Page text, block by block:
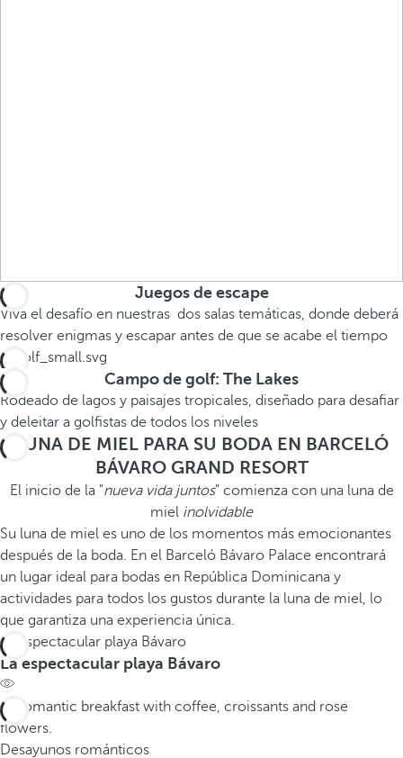
Juegos de escape
Viva el desafío en nuestras dos salas temáticas, donde deberá
resolver enigmas y escapar antes de que se acabe el tiempo
Campo de golf: The Lakes
Rodeado de lagos y paisajes tropicales, diseñado para desafiar
y deleitar a golfistas de todos los niveles
LUNA DE MIEL PARA SU BODA EN BARCELÓ
BÁVARO GRAND RESORT
El inicio de la "nueva vida juntos" comienza con una luna de
miel inolvidable
Su luna de miel es uno de los momentos más emocionantes
después de la boda. En el Barceló Bávaro Palace encontrará
un lugar ideal para bodas en República Dominicana y
actividades para todos los gustos durante la luna de miel, lo
que garantiza una experiencia única.
La espectacular playa Bávaro
La espectacular playa Bávaro
Desayunos románticos